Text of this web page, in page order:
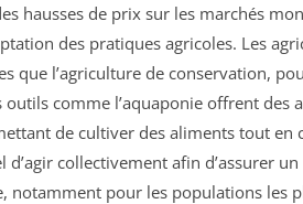
hausses de prix sur les marchés
des pratiques agricoles. Les
que l’agriculture de conservation,
comme l’aquaponie offrent des
de cultiver des aliments tout en
d’agir collectivement afin d’assurer un
pour les populations les